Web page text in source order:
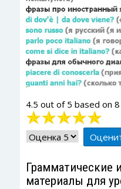
4.5 out of 5 based on 8
Рейтинг:
5/5
Пожалуйста,
оцените
Грамматические
материалы для